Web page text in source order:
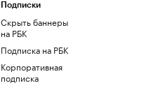
Подписки
Скрыть баннеры
на РБК
Подписка на РБК
Корпоративная
подписка